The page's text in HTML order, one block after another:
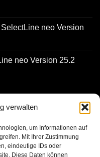
verwalten
um Informationen auf
Mit Ihrer Zustimmung
eindeutige IDs oder
Diese Daten können
neo Version
neo Version 25.2